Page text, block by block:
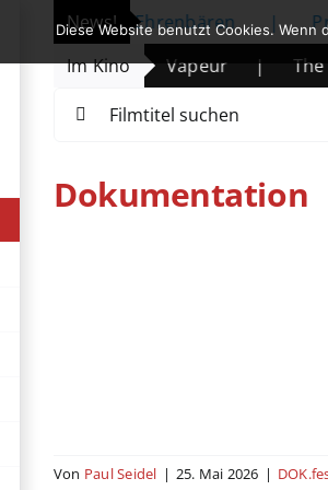
News!
erhält Ehrenbären | Prime
Im Kino
| Vapeur | The
Dokumentation
Von Paul Seidel | 25. Mai 2026 |
Diese Website benutzt Cookies.